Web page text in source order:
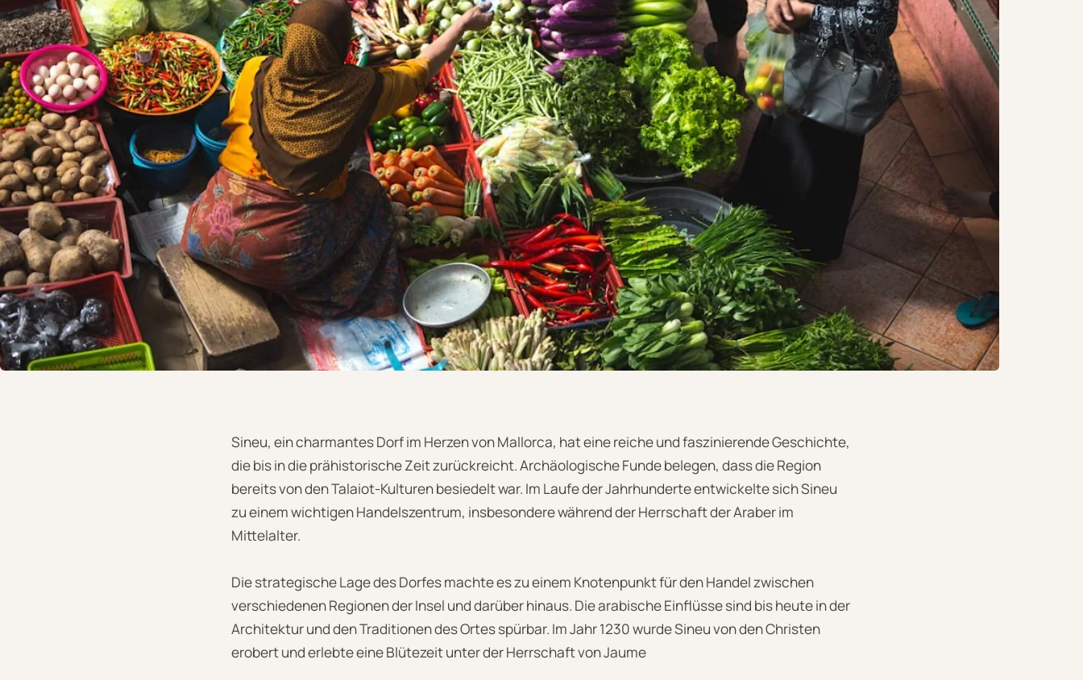
Sineu, ein charmantes Dorf im Herzen von Mallorca, hat eine reiche und faszinierende Geschichte,
die bis in die prähistorische Zeit zurückreicht. Archäologische Funde belegen, dass die Region
bereits von den Talaiot-Kulturen besiedelt war. Im Laufe der Jahrhunderte entwickelte sich Sineu
zu einem wichtigen Handelszentrum, insbesondere während der Herrschaft der Araber im
Mittelalter.
Die strategische Lage des Dorfes machte es zu einem Knotenpunkt für den Handel zwischen
verschiedenen Regionen der Insel und darüber hinaus. Die arabische Einflüsse sind bis heute in der
Architektur und den Traditionen des Ortes spürbar. Im Jahr 1230 wurde Sineu von den Christen
erobert und erlebte eine Blütezeit unter der Herrschaft von Jaume